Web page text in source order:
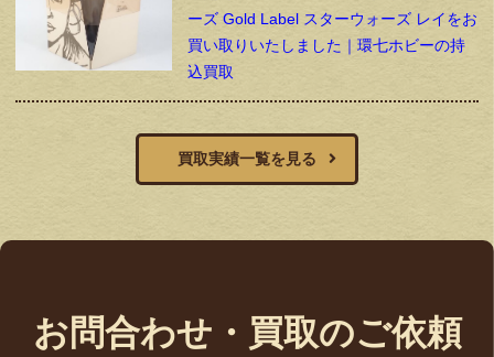
ーズ Gold Label スターウォーズ レイをお
買い取りいたしました｜環七ホビーの持
込買取
買取実績一覧を見る
お問合わせ・買取のご依頼